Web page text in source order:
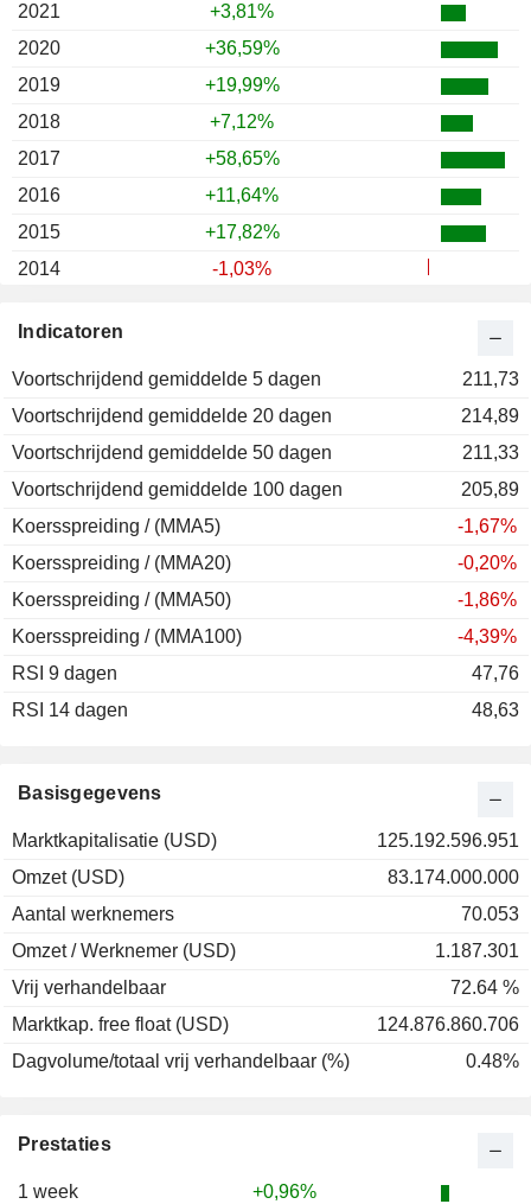
Prestaties
1 week
+0,96%
Basisgegevens
Marktkapitalisatie (USD)
125.192.596.951
Omzet (USD)
83.174.000.000
Aantal werknemers
70.053
Omzet / Werknemer (USD)
1.187.301
Vrij verhandelbaar
72.64 %
Marktkap. free float (USD)
124.876.860.706
Dagvolume/totaal vrij verhandelbaar (%)
0.48%
Indicatoren
Voortschrijdend gemiddelde 5 dagen
211,73
Voortschrijdend gemiddelde 20 dagen
214,89
Voortschrijdend gemiddelde 50 dagen
211,33
Voortschrijdend gemiddelde 100 dagen
205,89
Koersspreiding / (MMA5)
-1,67%
Koersspreiding / (MMA20)
-0,20%
Koersspreiding / (MMA50)
-1,86%
Koersspreiding / (MMA100)
-4,39%
RSI 9 dagen
47,76
RSI 14 dagen
48,63
2021
+3,81%
2020
+36,59%
2019
+19,99%
2018
+7,12%
2017
+58,65%
2016
+11,64%
2015
+17,82%
2014
-1,03%
2012
2011
-1,81%
2010
+10,45%
2009
+21,47%
2008
-22,70%
2007
-20,89%
2006
-17,04%
2005
+37,65%
2004
+1,50%
2003
2002
2000
+41,29%
+39,64%
1994
+39,06%
1992
1990
1989
+67,39%